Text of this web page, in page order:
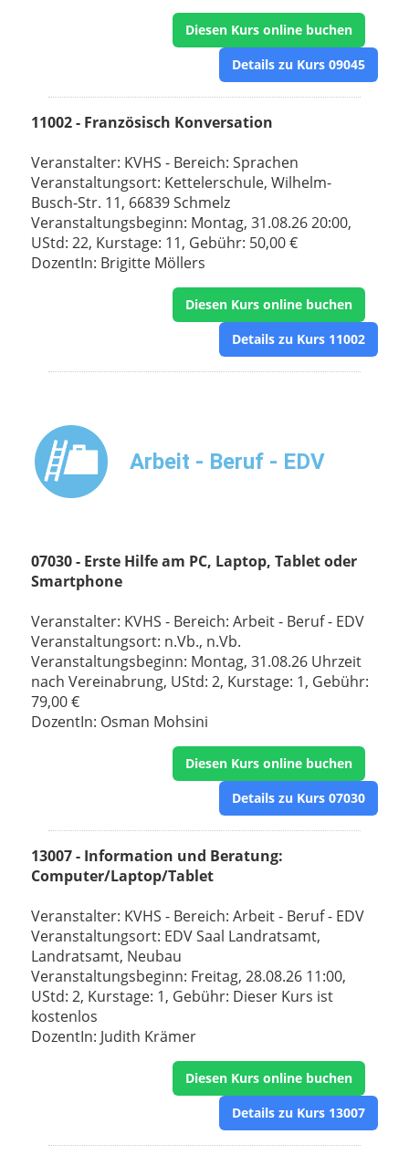
Diesen Kurs online buchen
Details zu Kurs 09045
11002 - Französisch Konversation
Veranstalter: KVHS - Bereich: Sprachen
Veranstaltungsort: Kettelerschule, Wilhelm-
Busch-Str. 11, 66839 Schmelz
Veranstaltungsbeginn: Montag, 31.08.26 20:00,
UStd: 22, Kurstage: 11, Gebühr: 50,00 €
DozentIn: Brigitte Möllers
Diesen Kurs online buchen
Details zu Kurs 11002
Arbeit - Beruf - EDV
07030 - Erste Hilfe am PC, Laptop, Tablet oder
Smartphone
Veranstalter: KVHS - Bereich: Arbeit - Beruf - EDV
Veranstaltungsort: n.Vb., n.Vb.
Veranstaltungsbeginn: Montag, 31.08.26 Uhrzeit
nach Vereinabrung, UStd: 2, Kurstage: 1, Gebühr:
79,00 €
DozentIn: Osman Mohsini
Diesen Kurs online buchen
Details zu Kurs 07030
13007 - Information und Beratung:
Computer/Laptop/Tablet
Veranstalter: KVHS - Bereich: Arbeit - Beruf - EDV
Veranstaltungsort: EDV Saal Landratsamt,
Landratsamt, Neubau
Veranstaltungsbeginn: Freitag, 28.08.26 11:00,
UStd: 2, Kurstage: 1, Gebühr: Dieser Kurs ist
kostenlos
DozentIn: Judith Krämer
Diesen Kurs online buchen
Details zu Kurs 13007